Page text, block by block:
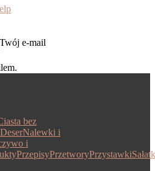
Twój e-mail
bez
DeserNalewki i
i
PrzepisyPrzetworyPrzystawki